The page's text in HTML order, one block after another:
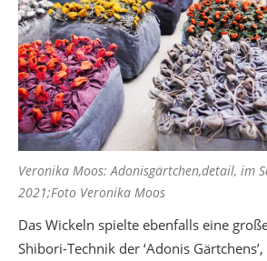
Veronika Moos: Adonisgärtchen,detail, im
2021;Foto Veronika Moos
Das Wickeln spielte ebenfalls eine
Shibori-Technik der ‘Adonis